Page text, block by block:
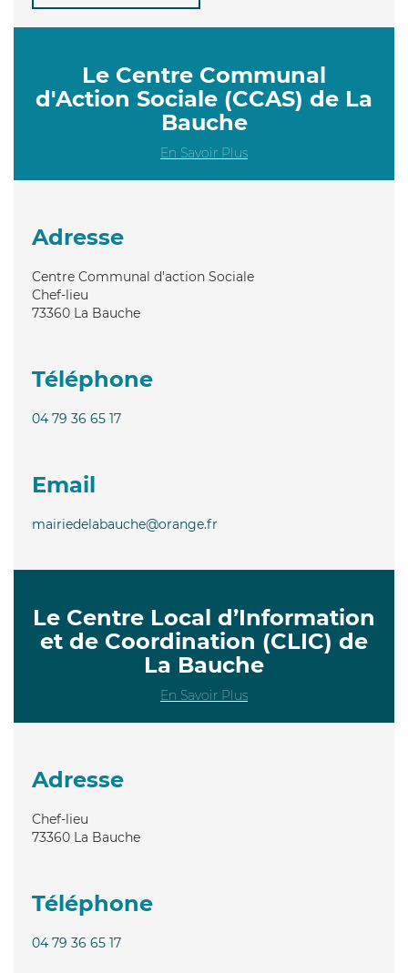
Le Centre Communal
d'Action Sociale (CCAS) de La
Bauche
En Savoir Plus
Adresse
Centre Communal d'action Sociale
Chef-lieu
73360 La Bauche
Téléphone
04 79 36 65 17
Email
mairiedelabauche@orange.fr
Le Centre Local d’Information
et de Coordination (CLIC) de
La Bauche
En Savoir Plus
Adresse
Chef-lieu
73360 La Bauche
Téléphone
04 79 36 65 17